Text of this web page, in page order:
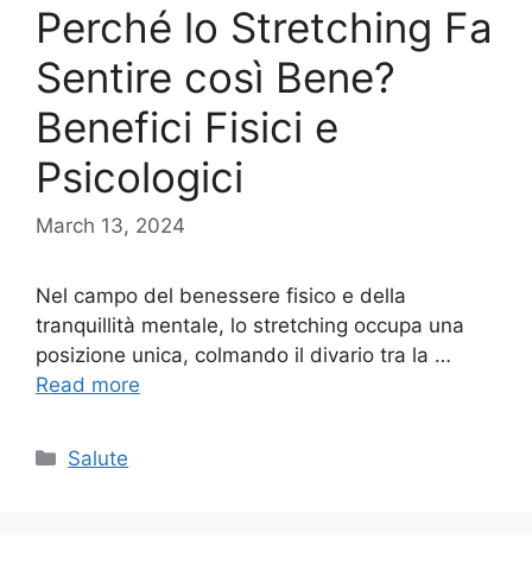
Perché lo Stretching Fa
Sentire così Bene?
Benefici Fisici e
Psicologici
March 13, 2024
Nel campo del benessere fisico e della
tranquillità mentale, lo stretching occupa una
posizione unica, colmando il divario tra la …
Read more
Categories
Salute